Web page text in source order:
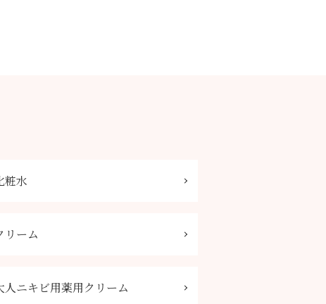
粧水
リーム
人ニキビ用薬用クリーム